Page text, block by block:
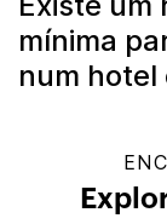
mínima
num hotel